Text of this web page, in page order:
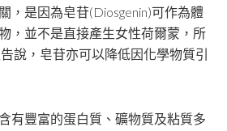
，是因為皂苷(Diosgenin)可作為體
，並不是直接產生女性荷爾蒙，所
說，皂苷亦可以降低因化學物質引
有豐富的蛋白質、礦物質及粘質多